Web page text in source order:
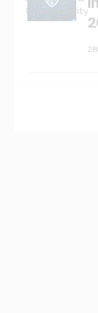
Observability